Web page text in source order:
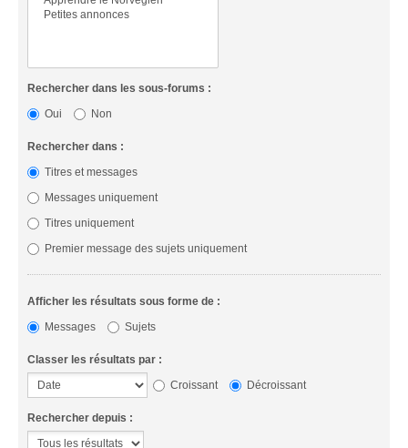
Rechercher dans les sous-forums :
Oui
Non
Rechercher dans :
Titres et messages
Messages uniquement
Titres uniquement
Premier message des sujets uniquement
Afficher les résultats sous forme de :
Messages
Sujets
Classer les résultats par :
Croissant
Décroissant
Rechercher depuis :